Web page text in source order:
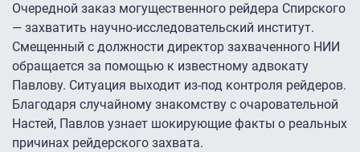
Очередной заказ могущественного рейдера Спирского
— захватить научно-исследовательский институт.
Смещенный с должности директор захваченного НИИ
обращается за помощью к известному адвокату
Павлову. Ситуация выходит из-под контроля рейдеров.
Благодаря случайному знакомству с очаровательной
Настей, Павлов узнает шокирующие факты о реальных
причинах рейдерского захвата.